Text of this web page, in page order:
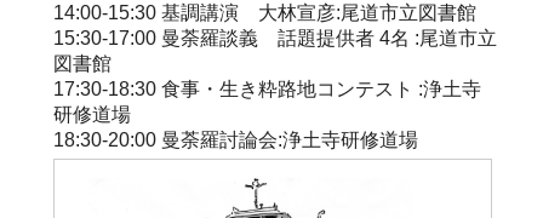
14:00-15:30 基調講演 大林宣彦:尾道市立図書館
15:30-17:00 曼荼羅談義 話題提供者 4名 :尾道市立
図書館
17:30-18:30 食事・生き粋路地コンテスト :浄土寺
研修道場
18:30-20:00 曼荼羅討論会:浄土寺研修道場